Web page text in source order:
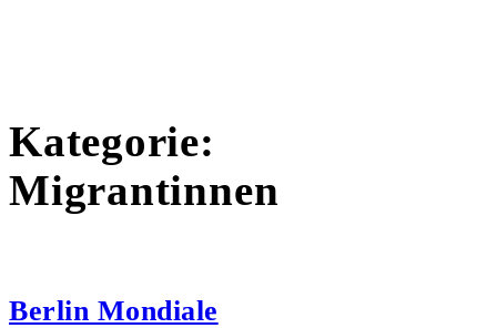
Kategorie:
Migrantinnen
Berlin Mondiale